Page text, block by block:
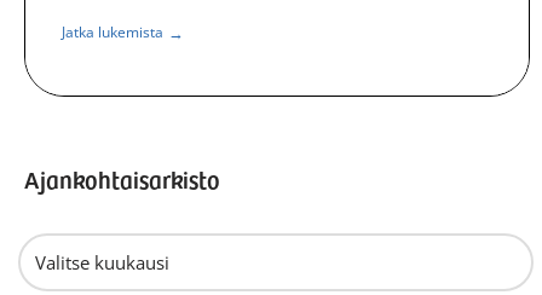
Jatka lukemista →
Ajankohtaisarkisto